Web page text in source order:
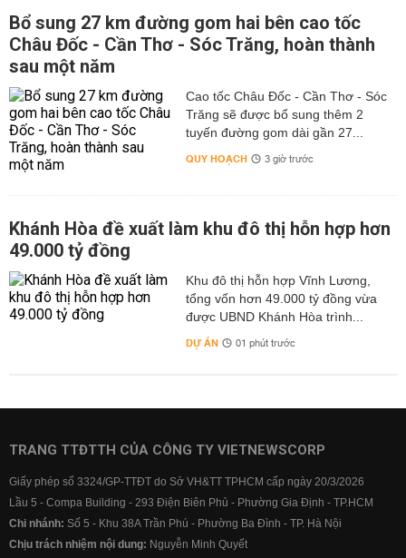
Bổ sung 27 km đường gom hai bên cao tốc
Châu Đốc - Cần Thơ - Sóc Trăng, hoàn thành
sau một năm
Cao tốc Châu Đốc - Cần Thơ - Sóc
Trăng sẽ được bổ sung thêm 2
tuyến đường gom dài gần 27...
QUY HOẠCH 3 giờ trước
Khánh Hòa đề xuất làm khu đô thị hỗn hợp hơn
49.000 tỷ đồng
Khu đô thị hỗn hợp Vĩnh Lương,
tổng vốn hơn 49.000 tỷ đồng vừa
được UBND Khánh Hòa trình...
DỰ ÁN 01 phút trước
TRANG TTĐTTH CỦA CÔNG TY VIETNEWSCORP
Giấy phép số 3324/GP-TTĐT do Sở VH&TT TPHCM cấp ngày 20/3/2026
Lầu 5 - Compa Building - 293 Điện Biên Phủ - Phường Gia Định - TP.HCM
Chi nhánh: Số 5 - Khu 38A Trần Phú - Phường Ba Đình - TP. Hà Nội
Chịu trách nhiệm nội dung: Nguyễn Minh Quyết